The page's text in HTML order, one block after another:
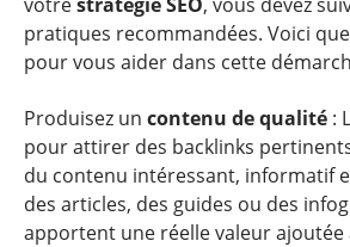
pratiques recommandées. Voici
pour vous aider dans cette
Produisez un contenu de qualité :
pour attirer des backlinks
du contenu intéressant, informatif
des articles, des guides ou des
apportent une réelle valeur ajoutée